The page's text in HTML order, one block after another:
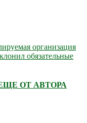
организация
обязательные
ОТ АВТОРА